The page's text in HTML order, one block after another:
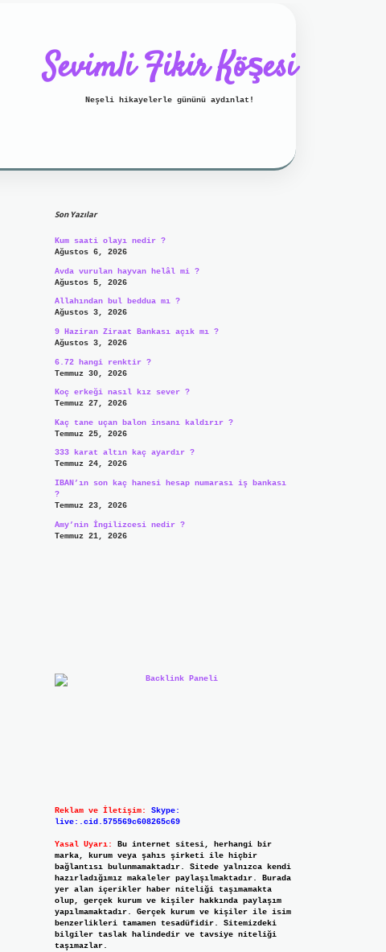
Sevimli Fikir Köşesi
Neşeli hikayelerle gününü aydınlat!
Son Yazılar
Kum saati olayı nedir ?
Ağustos 6, 2026
Avda vurulan hayvan helâl mi ?
Ağustos 5, 2026
Allahından bul beddua mı ?
Ağustos 3, 2026
9 Haziran Ziraat Bankası açık mı ?
Ağustos 3, 2026
6.72 hangi renktir ?
Temmuz 30, 2026
Koç erkeği nasıl kız sever ?
Temmuz 27, 2026
Kaç tane uçan balon insanı kaldırır ?
Temmuz 25, 2026
333 karat altın kaç ayardır ?
Temmuz 24, 2026
IBAN’ın son kaç hanesi hesap numarası iş bankası
?
Temmuz 23, 2026
Amy’nin İngilizcesi nedir ?
Temmuz 21, 2026
Reklam ve İletişim:
Skype:
live:.cid.575569c608265c69
Yasal Uyarı:
Bu internet sitesi, herhangi bir
marka, kurum veya şahıs şirketi ile hiçbir
bağlantısı bulunmamaktadır. Sitede yalnızca kendi
hazırladığımız makaleler paylaşılmaktadır. Burada
yer alan içerikler haber niteliği taşımamakta
olup, gerçek kurum ve kişiler hakkında paylaşım
yapılmamaktadır. Gerçek kurum ve kişiler ile isim
benzerlikleri tamamen tesadüfidir. Sitemizdeki
bilgiler taslak halindedir ve tavsiye niteliği
taşımazlar.